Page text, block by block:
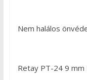
Nem halálos
Retay PT-24 9